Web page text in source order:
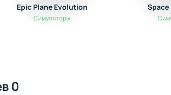
Epic Plane Evolution
Симуляторы
0